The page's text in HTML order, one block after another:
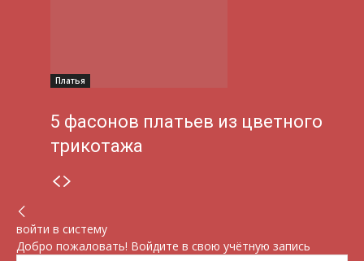
Платья
5 фасонов платьев из цветного
трикотажа
войти в систему
Добро пожаловать! Войдите в свою учётную запись